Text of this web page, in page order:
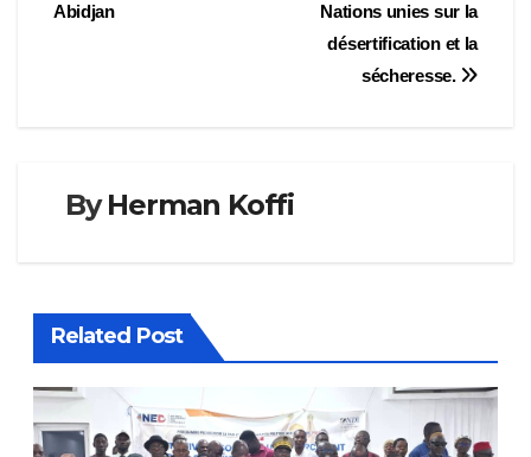
Nations unies sur la
désertification et la
sécheresse.
Abidjan
ByHerman Koffi
Related Post